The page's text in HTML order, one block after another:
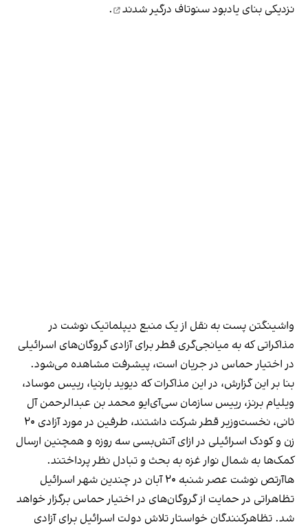
نزدیکی بنای یادبود سنوتاف درگیر شدند .
واشینگتن پست به نقل از یک منبع دیپلماتیک نوشت در
مذاکراتی که به میانجی‌گری قطر برای آزادی گروگان‌های اسرائیلی
در اختیار حماس در جریان است، پیشرفت مشاهده می‌شود.
بنا بر این گزارش، در این مذاکرات که دیوید بارنیا، رییس موساد،
ویلیام برنز، رییس سازمان سی‌آی‌ایو محمد بن عبدالرحمن آل
ثانی، نخست‌وزیر قطر شرکت داشتند، طرفین در مورد آزادی ۲۰
زن و کودک اسرائیلی در ازای آتش‌بسی سه روزه و همچنین ارسال
کمک‌ها به شمال نوار غزه به بحث و تبادل نظر پرداختند.
هاآرتص نوشت عصر شنبه ۲۰ آبان در چندین شهر اسرائیل
تظاهراتی در حمایت از گروگان‌های در اختیار حماس برگزار خواهد
شد. تظاهرکنندگان خواستار تلاش دولت اسرائیل برای آزادی